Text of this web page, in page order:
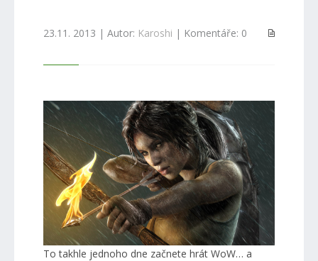
23.11. 2013 | Autor: Karoshi | Komentáře: 0
To takhle jednoho dne začnete hrát WoW… a